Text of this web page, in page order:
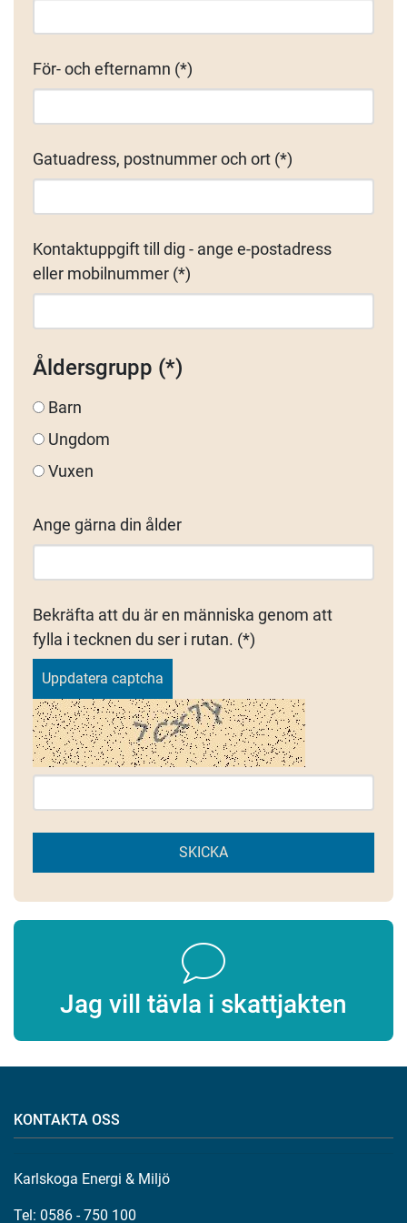
För- och efternamn
Gatuadress, postnummer och ort
Kontaktuppgift till dig - ange e-postadress
eller mobilnummer
Åldersgrupp
Barn
Ungdom
Vuxen
Ange gärna din ålder
Bekräfta att du är en människa genom att
fylla i tecknen du ser i rutan.
Uppdatera captcha
SKICKA
Jag vill tävla i skattjakten
KONTAKTA OSS
Karlskoga Energi & Miljö
Tel: 0586 - 750 100